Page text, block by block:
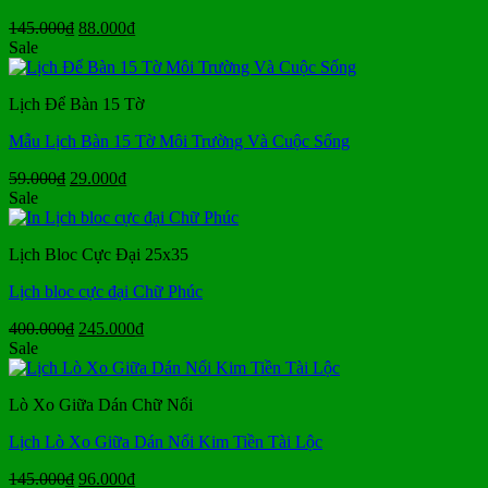
145.000₫ Giá
là:
88.000₫Giá
tại
88.000₫.
Sale
Lịch Để Bàn 15 Tờ
Mẫu Lịch Bàn 15 Tờ Môi Trường Và Cuộc Sống
59.000₫ Giá
là:
29.000₫Giá
tại
29.000₫.
Sale
Lịch Bloc Cực Đại 25x35
Lịch bloc cực đại Chữ Phúc
400.000₫ Giá
là:
245.000₫Giá
tại
245.000₫.
Sale
Lò Xo Giữa Dán Chữ Nổi
Lịch Lò Xo Giữa Dán Nổi Kim Tiền Tài Lộc
145.000₫ Giá
96.000₫Giá